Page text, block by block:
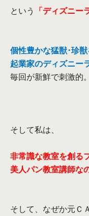
という 「ディズニー
個性豊かな猛獣･珍
起業家のディズニー
毎回が新鮮で刺激的。
そして私は、
非常識な教室を創る
美人パン教室講師な
そして、なぜか元Ｃ